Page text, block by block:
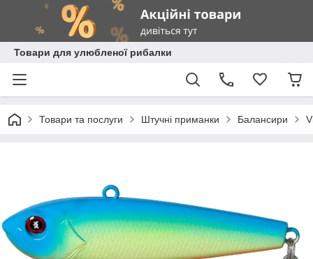
Товари для улюбленої рибалки
Товари та послуги Штучні приманки Балансири